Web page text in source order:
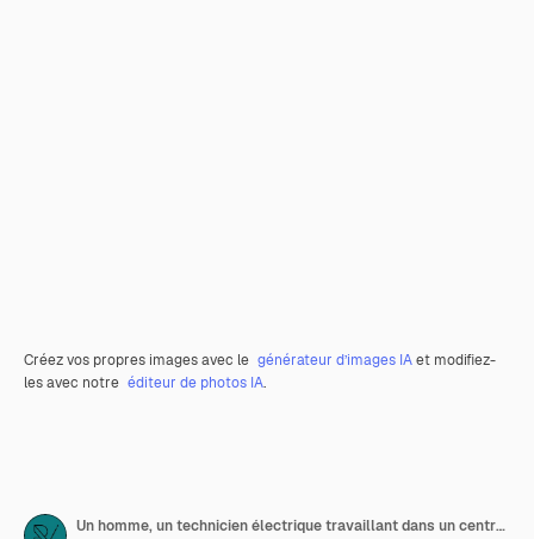
Créez vos propres images avec le générateur d’images IAet modifiez-
les avec notre éditeur de photos IA.
Un homme, un technicien électrique travaillant dans un central électrique avec des fusibles, utilise une tablette.